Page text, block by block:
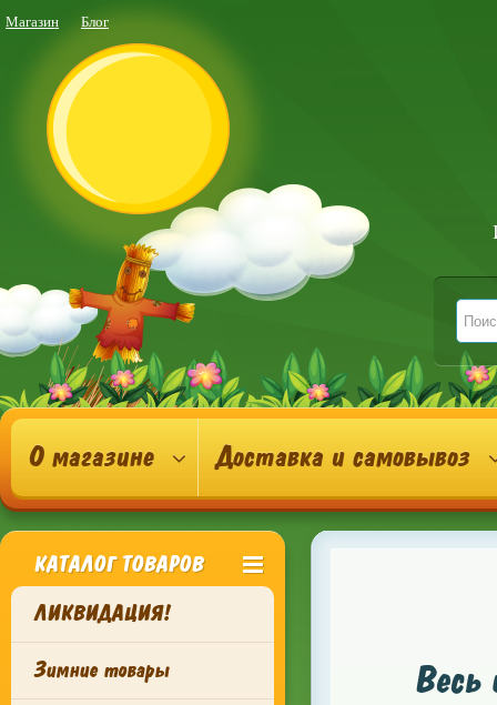
Магазин Блог
О магазине Доставка и самовывоз
КАТАЛОГ ТОВАРОВ
ЛИКВИДАЦИЯ!
Зимние товары Весь